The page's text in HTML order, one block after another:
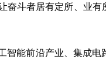
奋斗者居有定所、业有
智能前沿产业、集成电